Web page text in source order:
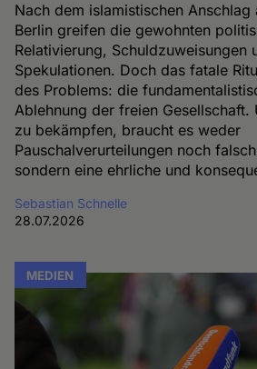
Nach dem islamistischen Anschlag
Berlin greifen die gewohnten
Relativierung, Schuldzuweisungen
Spekulationen. Doch das fatale
des Problems: die
Ablehnung der freien Gesellschaft.
zu bekämpfen, braucht es weder
Pauschalverurteilungen noch
sondern eine ehrliche und
Sebastian Schnelle
28.07.2026
MEDIEN